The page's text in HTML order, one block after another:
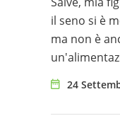
il seno si è molto ingrossato e tende ad
ma non è ancora
di questi
fine di
24